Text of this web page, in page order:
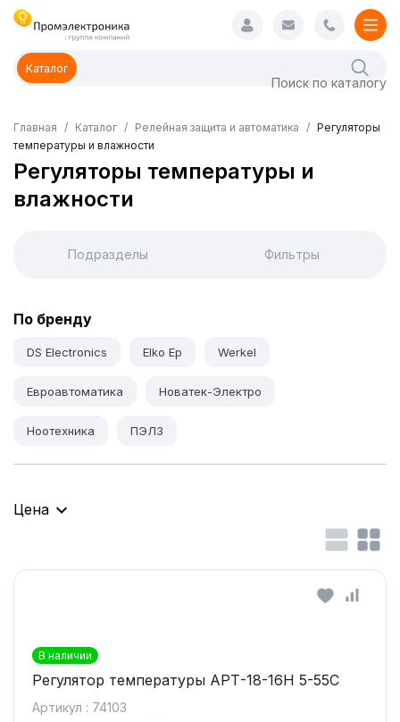
Каталог
Главная Каталог Релейная защита и автоматика
Регуляторы
температуры и влажности
Регуляторы температуры и
влажности
Подразделы Фильтры
По бренду
DS Electronics Elko Ep Werkel
Евроавтоматика Новатек-Электро
Ноотехника ПЭЛЗ
Цена
В наличии
Регулятор температуры АРТ-18-16Н 5-55С
Артикул : 74103